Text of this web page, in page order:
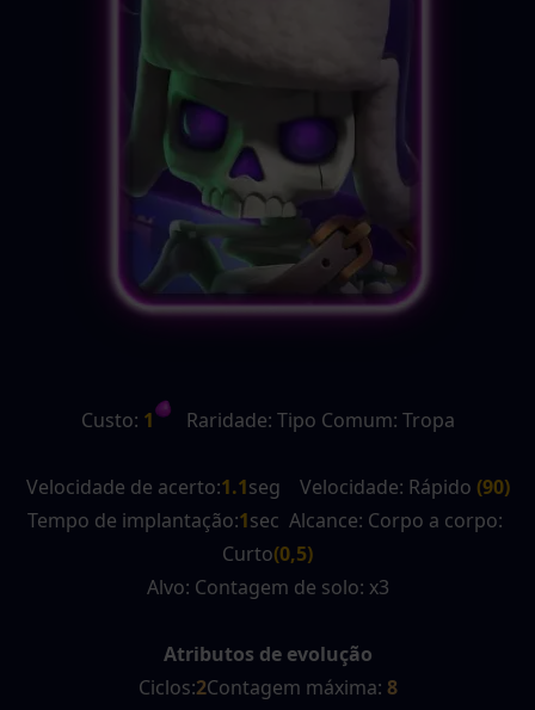
Custo: 1 Raridade: Tipo Comum: Tropa
Velocidade de acerto:1.1seg    Velocidade: Rápido (90)
Tempo de implantação:1sec  Alcance: Corpo a corpo:
Curto(0,5)
Alvo: Contagem de solo: x3
Atributos de evolução
Ciclos:2Contagem máxima: 8